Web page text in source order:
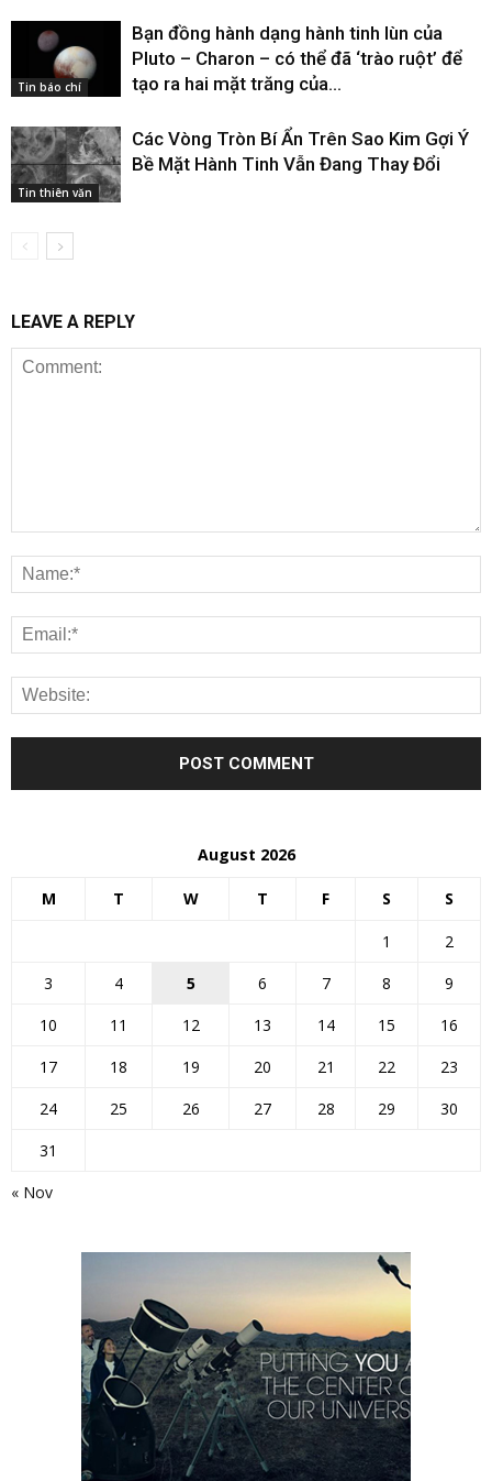
Tin báo chí
Bạn đồng hành dạng hành tinh lùn của
Pluto – Charon – có thể đã ‘trào ruột’ để
tạo ra hai mặt trăng của...
Tin thiên văn
Các Vòng Tròn Bí Ẩn Trên Sao Kim Gợi Ý
Bề Mặt Hành Tinh Vẫn Đang Thay Đổi
LEAVE A REPLY
August 2026
M T W T F S S
« Nov
1
2
3
4 5 6 7 8
9
10
11 12 13 14 15
16
17
18 19 20 21 22
23
24
25 26 27 28 29
30
31